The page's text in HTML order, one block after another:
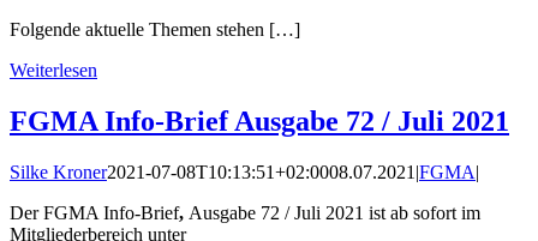
Folgende aktuelle Themen stehen […]
Weiterlesen
FGMA Info-Brief Ausgabe 72 / Juli 2021
Silke Kroner2021-07-08T10:13:51+02:0008.07.2021 |FGMA|
Der FGMA Info-Brief, Ausgabe 72 / Juli 2021 ist ab sofort im
Mitgliederbereich unter